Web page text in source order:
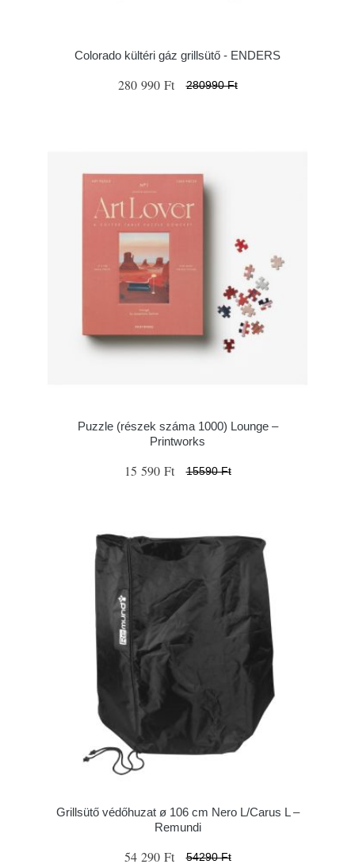
Colorado kültéri gáz grillsütő - ENDERS
280 990 Ft 280990 Ft
Puzzle (részek száma 1000) Lounge –
Printworks
15 590 Ft 15590 Ft
Grillsütő védőhuzat ø 106 cm Nero L/Carus L –
Remundi
54 290 Ft 54290 Ft